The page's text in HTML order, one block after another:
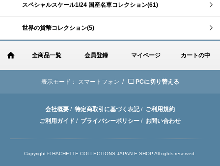
スペシャルスケール1/24 国産名車コレクション(61)
世界の貨幣コレクション(5)
全商品一覧 会員登録 マイページ カートの中
表示モード： スマートフォン / PCに切り替える
会社概要 / 特定商取引に基づく表記/ ご利用規約
ご利用ガイド / プライバシーポリシー / お問い合わせ
Copyright © HACHETTE COLLECTIONS JAPAN E-SHOP All rights reserved.